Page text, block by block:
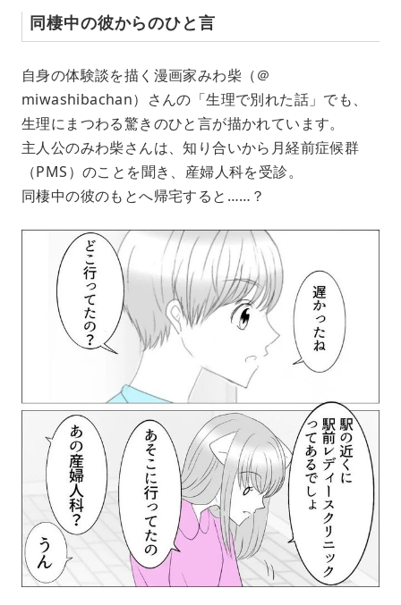
同棲中の彼からのひと言
自身の体験談を描く漫画家みわ柴（＠
miwashibachan）さんの「生理で別れた話」でも、
生理にまつわる驚きのひと言が描かれています。
主人公のみわ柴さんは、知り合いから月経前症候群
（PMS）のことを聞き、産婦人科を受診。
同棲中の彼のもとへ帰宅すると……？